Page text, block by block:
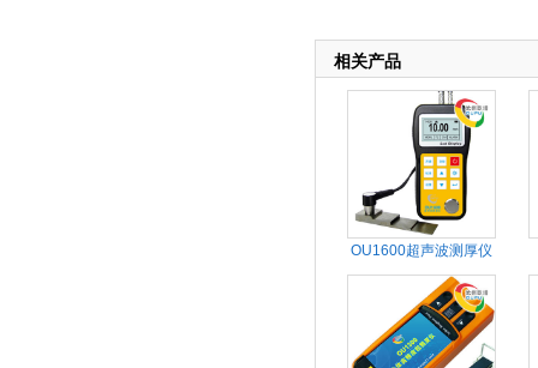
相关产品
OU1600超声波测厚仪